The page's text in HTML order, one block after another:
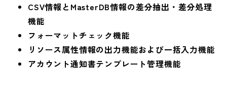
CSV情報とMasterDB情報の差分抽出・差分処理
機能
フォーマットチェック機能
リソース属性情報の出力機能および一括入力機能
アカウント通知書テンプレート管理機能